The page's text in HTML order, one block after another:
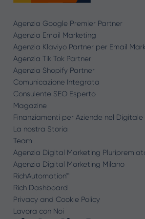
Agenzia Google Premier Partner
Agenzia Email Marketing
Agenzia Klaviyo Partner per Email
Agenzia Tik Tok Partner
Agenzia Shopify Partner
Comunicazione Integrata
Consulente SEO Esperto
Magazine
Finanziamenti per Aziende nel Digitale
La nostra Storia
Team
Agenzia Digital Marketing
Agenzia Digital Marketing Milano
RichAutomation™
Rich Dashboard
Privacy and Cookie Policy
Lavora con Noi